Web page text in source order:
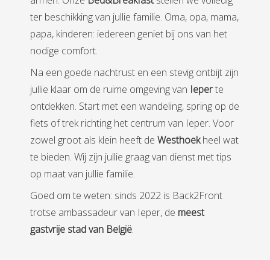
ter beschikking van jullie familie. Oma, opa, mama,
papa, kinderen: iedereen geniet bij ons van het
nodige comfort.
Na een goede nachtrust en een stevig ontbijt zijn
jullie klaar om de ruime omgeving van Ieperte
ontdekken. Start met een wandeling, spring op de
fiets of trek richting het centrum van Ieper. Voor
zowel groot als klein heeft de Westhoekheel wat
te bieden. Wij zijn jullie graag van dienst met tips
op maat van jullie familie.
Goed om te weten: sinds 2022 is Back2Front
trotse ambassadeur van Ieper, de meest
gastvrije stad van België.